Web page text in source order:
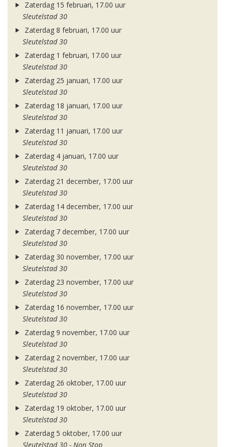
Zaterdag 15 februari, 17.00 uur
Sleutelstad 30
Zaterdag 8 februari, 17.00 uur
Sleutelstad 30
Zaterdag 1 februari, 17.00 uur
Sleutelstad 30
Zaterdag 25 januari, 17.00 uur
Sleutelstad 30
Zaterdag 18 januari, 17.00 uur
Sleutelstad 30
Zaterdag 11 januari, 17.00 uur
Sleutelstad 30
Zaterdag 4 januari, 17.00 uur
Sleutelstad 30
Zaterdag 21 december, 17.00 uur
Sleutelstad 30
Zaterdag 14 december, 17.00 uur
Sleutelstad 30
Zaterdag 7 december, 17.00 uur
Sleutelstad 30
Zaterdag 30 november, 17.00 uur
Sleutelstad 30
Zaterdag 23 november, 17.00 uur
Sleutelstad 30
Zaterdag 16 november, 17.00 uur
Sleutelstad 30
Zaterdag 9 november, 17.00 uur
Sleutelstad 30
Zaterdag 2 november, 17.00 uur
Sleutelstad 30
Zaterdag 26 oktober, 17.00 uur
Sleutelstad 30
Zaterdag 19 oktober, 17.00 uur
Sleutelstad 30
Zaterdag 5 oktober, 17.00 uur
Sleutelstad 30 - Non Stop